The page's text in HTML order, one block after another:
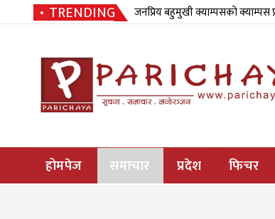
TRENDING जनप्रिय बहुमुखी क्याम्पसको
होमपेज समाचार प्रदेश फिचर